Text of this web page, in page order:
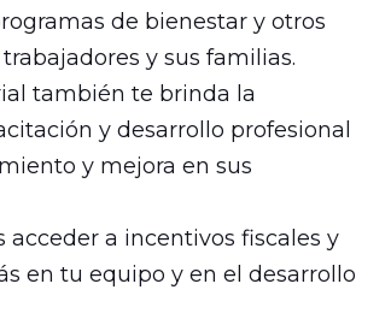
de bienestar y otros
y sus familias.
también te brinda la
y desarrollo profesional
y mejora en sus
a incentivos fiscales y
en tu equipo y en el desarrollo